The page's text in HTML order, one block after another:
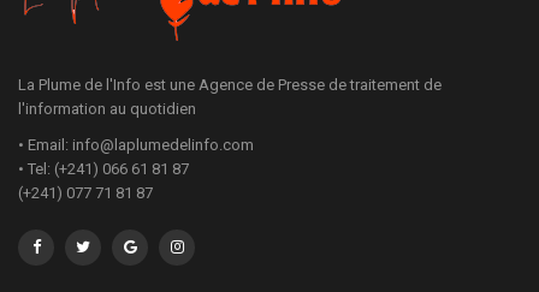
La Plume de l'Info est une Agence de Presse de traitement de
l'information au quotidien
• Email: info@laplumedelinfo.com
• Tel: (+241) 066 61 81 87
(+241) 077 71 81 87